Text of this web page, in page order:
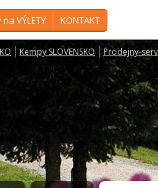
VÝLETY KONTAKT
Kempy SLOVENSKO Prodejny-